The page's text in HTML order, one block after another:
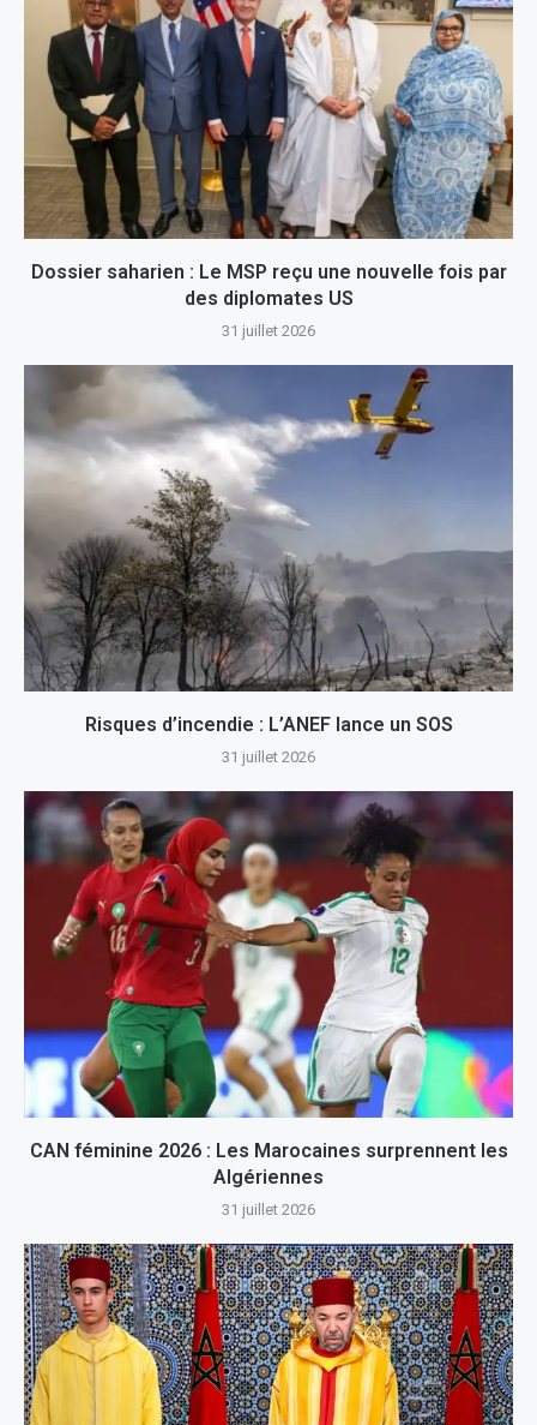
Dossier saharien : Le MSP reçu une nouvelle fois par
des diplomates US
31 juillet 2026
Risques d’incendie : L’ANEF lance un SOS
31 juillet 2026
CAN féminine 2026 : Les Marocaines surprennent les
Algériennes
31 juillet 2026